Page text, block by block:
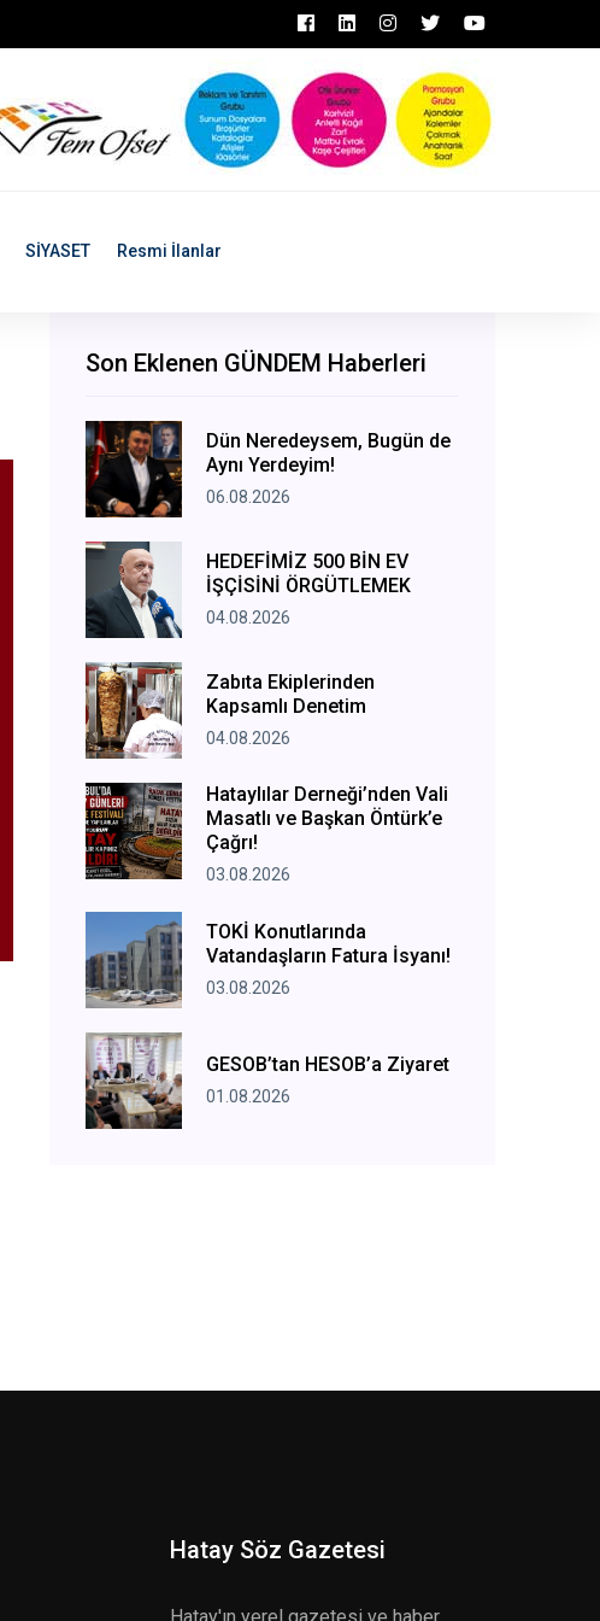
SİYASET Resmi İlanlar
Son Eklenen GÜNDEM Haberleri
Dün Neredeysem, Bugün de
Aynı Yerdeyim!
06.08.2026
HEDEFİMİZ 500 BİN EV
İŞÇİSİNİ ÖRGÜTLEMEK
04.08.2026
Zabıta Ekiplerinden
Kapsamlı Denetim
04.08.2026
Hataylılar Derneği’nden Vali
Masatlı ve Başkan Öntürk’e
Çağrı!
03.08.2026
TOKİ Konutlarında
Vatandaşların Fatura İsyanı!
03.08.2026
GESOB’tan HESOB’a Ziyaret
01.08.2026
Hatay Söz Gazetesi
Hatay'ın yerel gazetesi ve haber